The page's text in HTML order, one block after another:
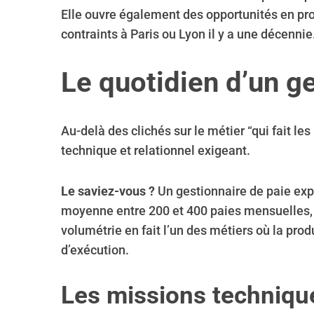
Elle ouvre également des opportunités en
contraints à Paris ou Lyon il y a une
Le quotidien d’un
Au-delà des clichés sur le métier “qui fait
technique et relationnel exigeant.
Le saviez-vous ? Un gestionnaire de paie
moyenne entre 200 et 400 paies
volumétrie en fait l’un des métiers où la
d’exécution.
Les missions
e
c
h
r
: